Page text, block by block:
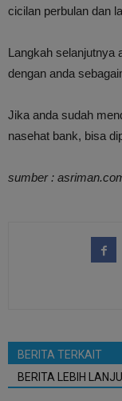
cicilan perbulan dan
Langkah selanjutnya
dengan anda
Jika anda sudah
nasehat bank, bisa
sumber :
BERITA TERKAIT
BERITA LEBIH